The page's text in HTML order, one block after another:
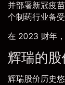
并部署新冠疫
个制药行业备受
在 2023 财年
辉瑞的
辉瑞股价历史